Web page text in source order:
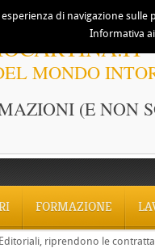
MONDO
(E NON
FORMAZIONE
riprendono le
di navigazione
Informativa ai